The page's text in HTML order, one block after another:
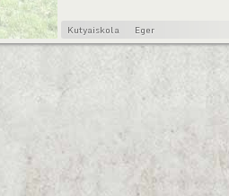
Kutyaiskola Eger